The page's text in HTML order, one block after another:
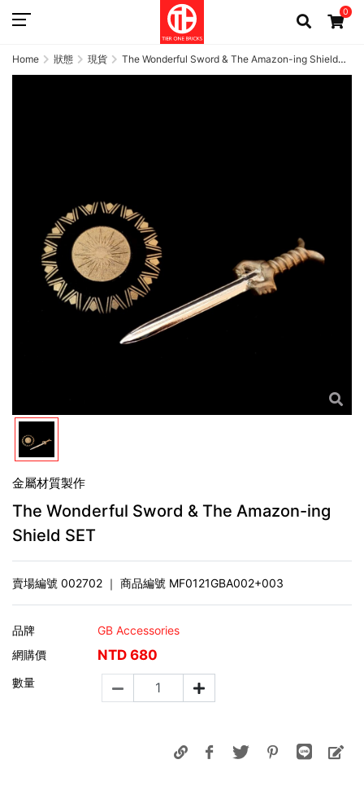
0
Home 狀態 現貨
The Wonderful Sword & The Amazon-ing Shield
SET
金屬材質製作
The Wonderful Sword & The Amazon-ing
Shield SET
賣場編號 002702 ｜ 商品編號 MF0121GBA002+003
品牌
GB Accessories
網購價
NTD 680
數量